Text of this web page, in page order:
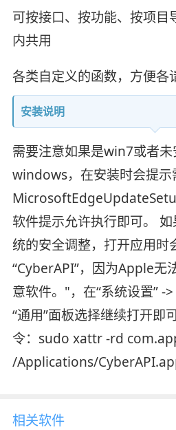
可按接口、按功能、按项目
内共用
各类自定义的函数，方便各
安装说明
需要注意如果是win7或者
windows，在安装时会提示
软件提示允许执行即可。
统的安全调整，打开应用时
“CyberAPI”，因为Apple无
意软件。"，在“系统设置” -
“通用”面板选择继续打开即
令：sudo xattr -rd
/Applications/
相关软件